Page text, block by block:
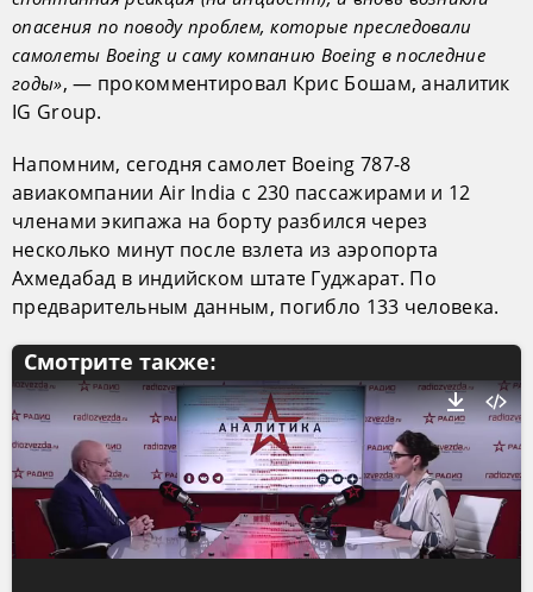
опасения по поводу проблем, которые преследовали
самолеты Boeing и саму компанию Boeing в последние
годы», — прокомментировал Крис Бошам, аналитик
IG Group.
Напомним, сегодня самолет Boeing 787-8
авиакомпании Air India с 230 пассажирами и 12
членами экипажа на борту разбился через
несколько минут после взлета из аэропорта
Ахмедабад в индийском штате Гуджарат. По
предварительным данным, погибло 133 человека.
Смотрите также: